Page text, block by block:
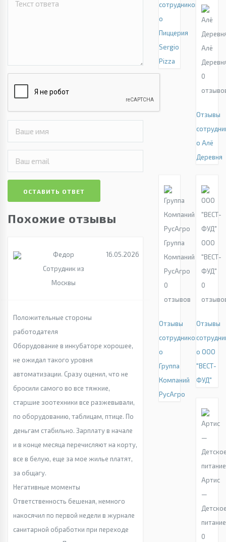
ОСТАВИТЬ ОТВЕТ
Похожие отзывы
Федор
Сотрудник из
Москвы
16.05.2026
Положительные стороны
работодателя
Оборудование в инкубаторе хорошее,
не ожидал такого уровня
автоматизации. Сразу оценил, что не
бросили самого во все тяжкие,
старшие зоотехники все разжевывали,
по оборудованию, таблицам, птице. По
деньгам стабильно. Зарплату в начале
и в конце месяца перечисляют на корту,
все в белую, еще за мое жилье платят,
за общагу.
Негативные моменты
Ответственность бешеная, немного
накосячил по первой недели в журнале
санитарной обработки при переходе
сотрудников
о
Пиццерия
Sergio
Pizza
Алё
0
Отзывы
о Алё
Деревня
Группа
Компаний
РусАгро
0
отзывов
Отзывы
сотрудников
о
Группа
Компаний
РусАгро
ООО
"ВЕСТ-
ФУД"
0
Отзывы
о ООО
"ВЕСТ-
ФУД"
Артис
—
питание
0